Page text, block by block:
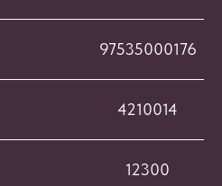
97535000176
4210014
12300